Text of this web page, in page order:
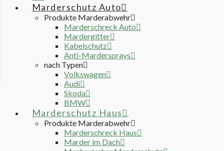
Marderschutz Auto
Produkte Marderabwehr
Marderschreck Auto
Mardergitter
Kabelschutz
Anti-Mardersprays
nach Typen
Volkswagen
Audi
Skoda
BMW
Marderschutz Haus
Produkte Marderabwehr
Marderschreck Haus
Marder im Dach